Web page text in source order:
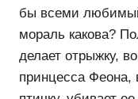
бы всеми
мораль какова?
делает отрыжку,
принцесса Феона,